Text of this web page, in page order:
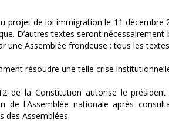
projet de loi immigration le 11 décembre
D’autres textes seront
une Assemblée frondeuse : tous les
résoudre une telle crise
de la Constitution autorise le
de l'Assemblée nationale après
des Assemblées.